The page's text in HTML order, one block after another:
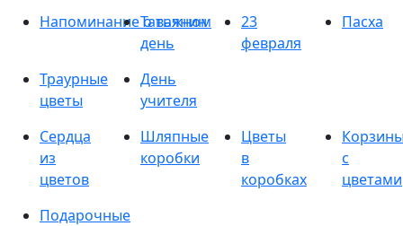
Напоминание о важном
Татьянин
день
23
февраля
Пасха
Траурные
цветы
День
учителя
Сердца
из
цветов
Шляпные
коробки
Цветы
в
коробках
с
цветами
Подарочные